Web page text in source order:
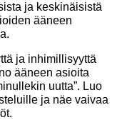
ja keskinäisistä
ääneen
ja inhimillisyyttä
ääneen asioita
uutta”. Luo
ja näe vaivaa